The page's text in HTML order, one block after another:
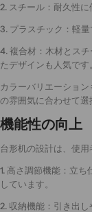
2. スチール：耐久性に
3. プラスチック：軽
4. 複合材：木材とス
たデザインも人気です。
カラーバリエーショ
の雰囲気に合わせて選
機能性の向上
台形机の設計は、使用
1. 高さ調節機能：立
しています。
2. 収納機能：引き出